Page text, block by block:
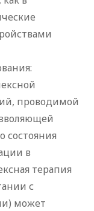
проводимой
состояния
в
терапия
с
может